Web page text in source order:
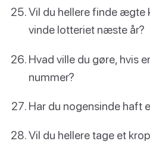
Vil du hellere finde ægte
vinde lotteriet næste år?
Hvad ville du gøre, hvis
nummer?
Har du nogensinde haft
Vil du hellere tage et